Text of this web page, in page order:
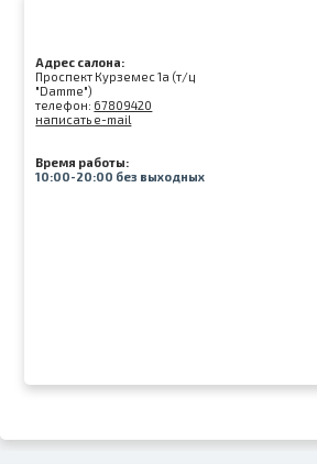
Адрес салона:
Проспект Курземес 1а (т/ц
"Damme")
телефон: 67809420
написать e-mail
Время работы:
10:00-20:00 без выходных